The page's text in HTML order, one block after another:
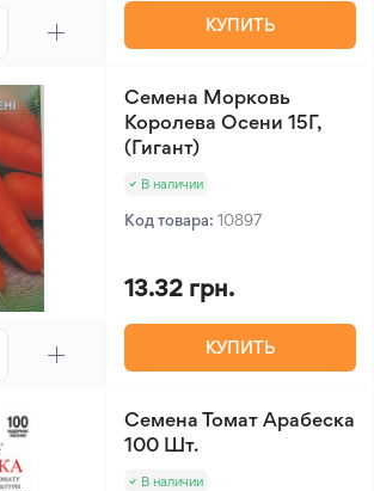
КУПИТЬ
Семена Морковь
Королева Осени 15Г,
(Гигант)
В наличии
Код товара: 10897
13.32 грн.
КУПИТЬ
Семена Томат Арабеска
100 Шт.
В наличии